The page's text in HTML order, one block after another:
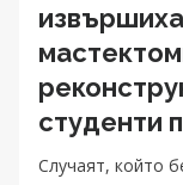
студенти
Случаят, който